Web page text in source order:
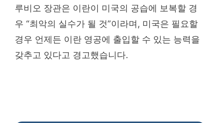
루비오 장관은 이란이 미국의 공습에 보복할 경
우 “최악의 실수가 될 것”이라며, 미국은 필요할
경우 언제든 이란 영공에 출입할 수 있는 능력을
갖추고 있다고 경고했습니다.